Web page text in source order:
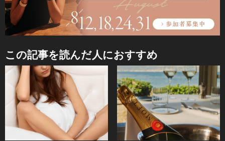
この記事を読んだ人におすすめ